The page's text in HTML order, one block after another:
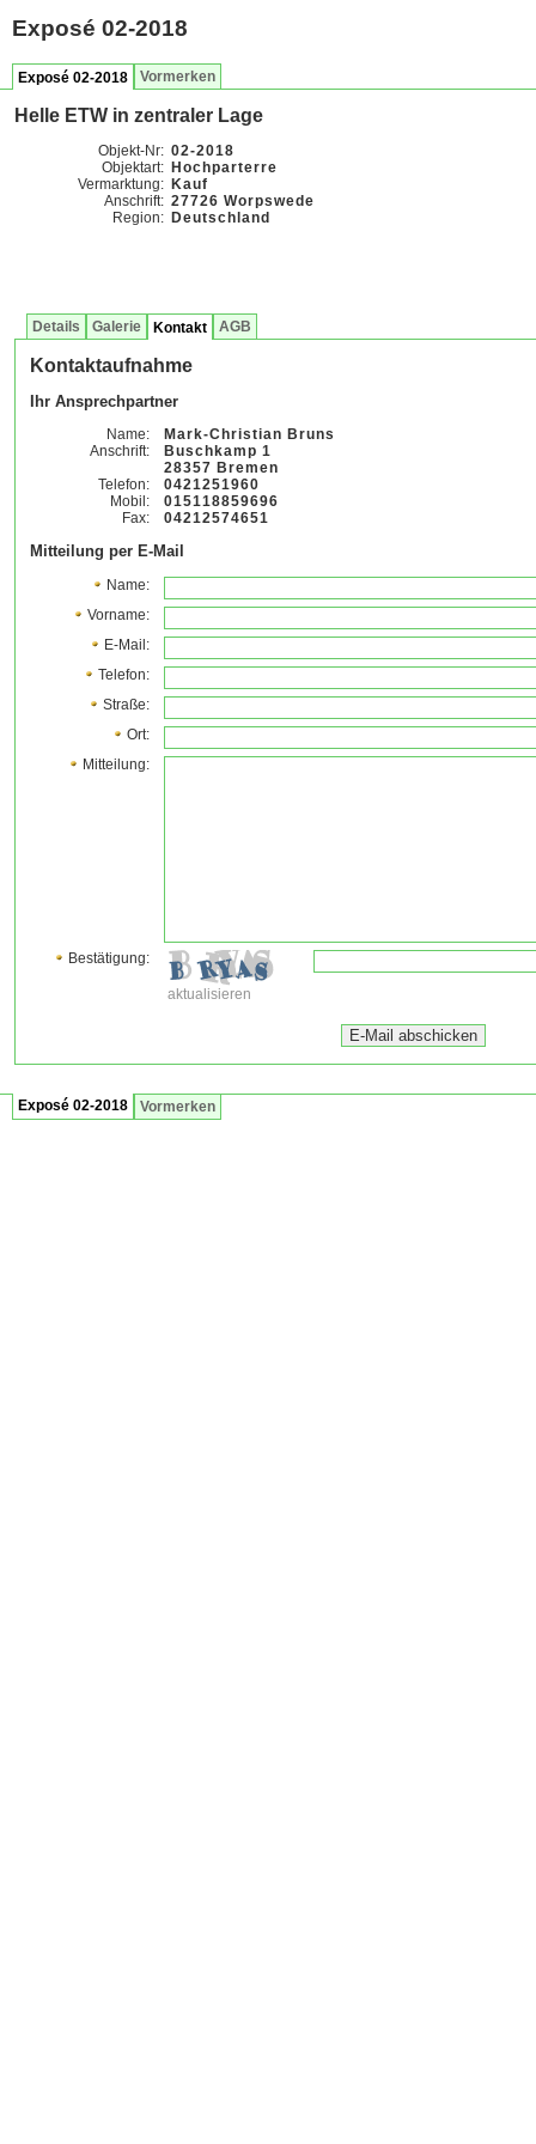
Exposé 02-2018
Exposé 02-2018 Vormerken
Helle ETW in zentraler Lage
Objekt-Nr: 02-2018
Objektart: Hochparterre
Vermarktung: Kauf
Anschrift: 27726 Worpswede
Region: Deutschland
Details Galerie Kontakt AGB
Kontaktaufnahme
Ihr Ansprechpartner
Name:
Mark-Christian Bruns
Anschrift:
Buschkamp 1
28357 Bremen
Telefon:
0421251960
Mobil:
015118859696
Fax:
04212574651
Mitteilung per E-Mail
Name:
Vorname:
E-Mail:
Telefon:
Straße:
Ort:
Mitteilung:
Bestätigung:
aktualisieren
Exposé 02-2018 Vormerken